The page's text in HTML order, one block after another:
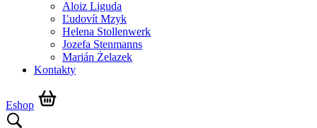
Aloiz Liguda
Ľudovít Mzyk
Helena Stollenwerk
Jozefa Stenmanns
Marián Żelazek
Kontakty
Eshop